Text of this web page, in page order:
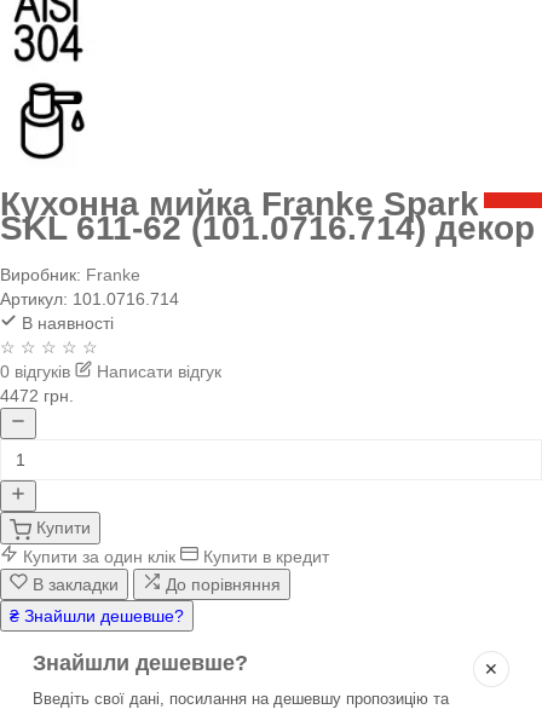
Кухонна мийка Franke Spark
SKL 611-62 (101.0716.714) декор
Виробник: Franke
Артикул: 101.0716.714
В наявності
☆ ☆ ☆ ☆ ☆
0 відгуків
Написати відгук
4472 грн.
Купити
Купити за один клік
Купити в кредит
В закладки
До порівняння
₴ Знайшли дешевше?
✕
Знайшли дешевше?
Введіть свої дані, посилання на дешевшу пропозицію та